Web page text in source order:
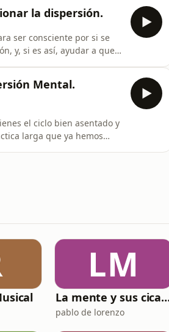
la dispersión.
ser consciente por si se
y, si es así, ayudar a que
Mental.
el ciclo bien asentado y
larga que ya hemos
LM
La mente y
pablo de lorenzo